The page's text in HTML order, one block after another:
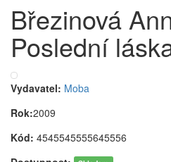
Březinová
Poslední
Vydavatel: Moba
Rok:2009
Kód: 4545545555645556